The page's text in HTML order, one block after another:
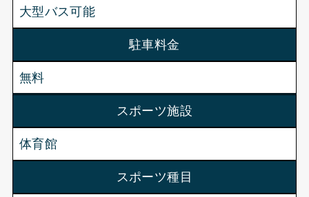
大型バス可能
駐車料金
無料
スポーツ施設
体育館
スポーツ種目